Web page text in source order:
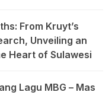
From Kruyt’s
Unveiling an
Heart of Sulawesi
Lagu MBG – Mas